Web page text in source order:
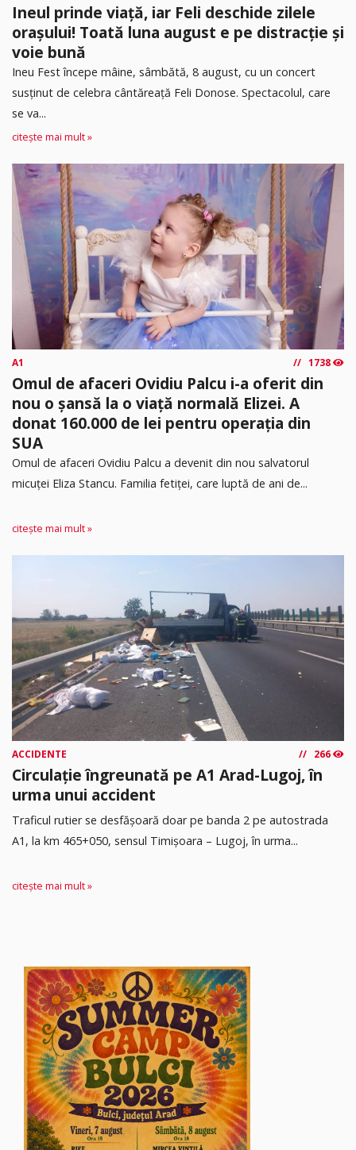
Ineul prinde viață, iar Feli deschide zilele
orașului! Toată luna august e pe distracție și
voie bună
Ineu Fest începe mâine, sâmbătă, 8 august, cu un concert
susținut de celebra cântăreață Feli Donose. Spectacolul, care
se va...
citește mai mult »
A1 1738
Omul de afaceri Ovidiu Palcu i-a oferit din
nou o șansă la o viață normală Elizei. A
donat 160.000 de lei pentru operația din
SUA
Omul de afaceri Ovidiu Palcu a devenit din nou salvatorul
micuței Eliza Stancu. Familia fetiței, care luptă de ani de...
citește mai mult »
ACCIDENTE 266
Circulație îngreunată pe A1 Arad-Lugoj, în
urma unui accident
Traficul rutier se desfășoară doar pe banda 2 pe autostrada
A1, la km 465+050, sensul Timişoara – Lugoj, în urma...
citește mai mult »